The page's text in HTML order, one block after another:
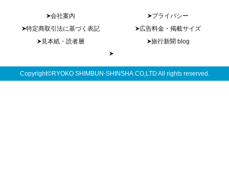
会社案内
プライバシー
特定商取引法に基づく表記
広告料金・掲載サイズ
見本紙・読者層
旅行新聞 blog
Copyright©RYOKO SHIMBUN-SHINSHA.CO,LTD All rights reserved.